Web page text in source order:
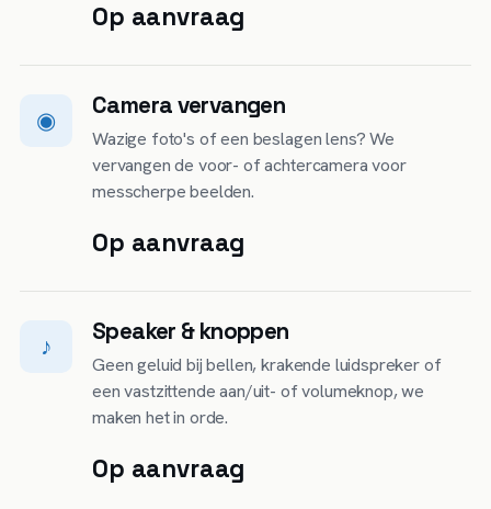
Op aanvraag
◉ Camera vervangen
Wazige foto's of een beslagen lens? We
vervangen de voor- of achtercamera voor
messcherpe beelden.
Op aanvraag
♪ Speaker & knoppen
Geen geluid bij bellen, krakende luidspreker of
een vastzittende aan/uit- of volumeknop, we
maken het in orde.
Op aanvraag